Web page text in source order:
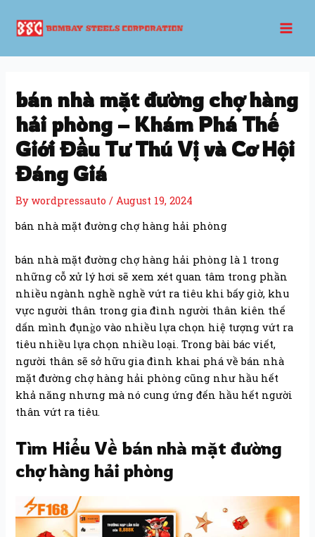
content
bán nhà mặt đường chợ hàng
hải phòng – Khám Phá Thế
Giới Đầu Tư Thú Vị và Cơ Hội
Đáng Giá
Bywordpressauto/ August 19, 2024
bán nhà mặt đường chợ hàng hải phòng
bán nhà mặt đường chợ hàng hải phòng là 1 trong
những cỗ xử lý hơi sẽ xem xét quan tâm trong phần
nhiều ngành nghề nghề vứt ra tiêu khi bấy giờ, khu
vực người thân trong gia đình người thân kiên thế
dấn mình đụng̀o vào nhiều lựa chọn hiệ tượng vứt ra
tiêu nhiều lựa chọn nhiều loại. Trong bài bác viết,
người thân sẽ sở hữu gia đình khai phá về bán nhà
mặt đường chợ hàng hải phòng cũng như hầu hết
khả năng nhưng mà nó cung ứng đến hầu hết người
thân vứt ra tiêu.
Tìm Hiểu Về bán nhà mặt đường
chợ hàng hải phòng
navigation